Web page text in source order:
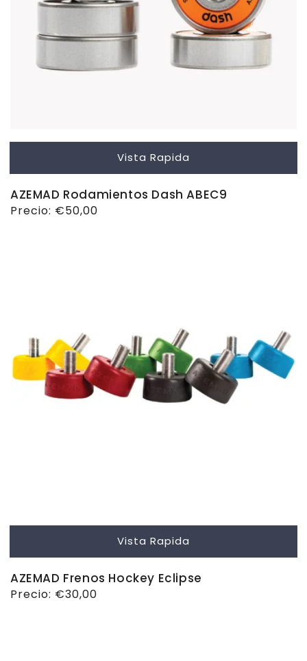
Vista Rapida
AZEMAD Rodamientos Dash ABEC9
Precio
Precio: €50,00
Vista Rapida
AZEMAD Frenos Hockey Eclipse
Precio
Precio: €30,00